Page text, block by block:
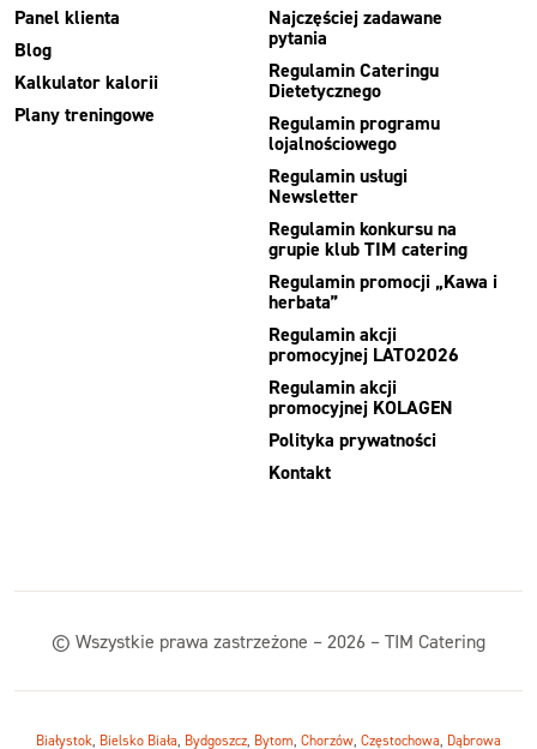
Panel klienta
Blog
Kalkulator kalorii
Plany treningowe
Najczęściej zadawane
pytania
Regulamin Cateringu
Dietetycznego
Regulamin programu
lojalnościowego
Regulamin usługi
Newsletter
Regulamin konkursu na
grupie klub TIM catering
Regulamin promocji „Kawa i
herbata”
Regulamin akcji
promocyjnej LATO2026
Regulamin akcji
promocyjnej KOLAGEN
Polityka prywatności
Kontakt
© Wszystkie prawa zastrzeżone – 2026 – TIM Catering
Białystok, Bielsko Biała, Bydgoszcz, Bytom, Chorzów, Częstochowa, Dąbrowa